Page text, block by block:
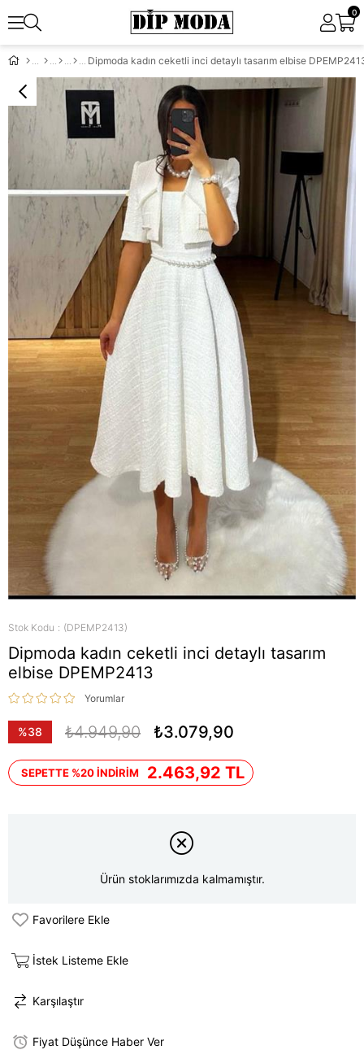
0
Dipmoda kadın ceketli inci detaylı tasarım elbise
Stok Kodu (DPEMP2413)
Dipmoda kadın ceketli inci detaylı tasarım
elbise DPEMP2413
Yorumlar
%38
₺4.949,90 ₺3.079,90
SEPETTE %20 İNDİRİM 2.463,92 TL
Ürün stoklarımızda kalmamıştır.
Favorilere Ekle
İstek Listeme Ekle
Karşılaştır
Fiyat Düşünce Haber Ver